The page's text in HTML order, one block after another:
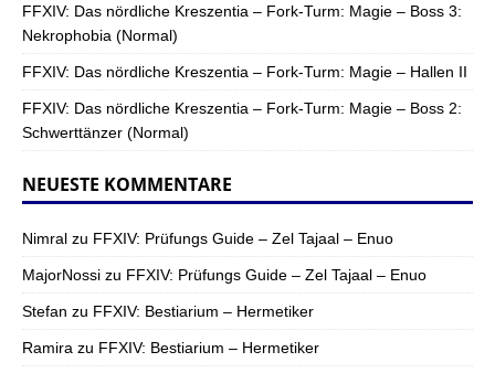
FFXIV: Das nördliche Kreszentia – Fork-Turm: Magie – Boss 3:
Nekrophobia (Normal)
FFXIV: Das nördliche Kreszentia – Fork-Turm: Magie – Hallen II
FFXIV: Das nördliche Kreszentia – Fork-Turm: Magie – Boss 2:
Schwerttänzer (Normal)
NEUESTE KOMMENTARE
Nimral zu FFXIV: Prüfungs Guide – Zel Tajaal – Enuo
MajorNossi zu FFXIV: Prüfungs Guide – Zel Tajaal – Enuo
Stefan zu FFXIV: Bestiarium – Hermetiker
Ramira zu FFXIV: Bestiarium – Hermetiker